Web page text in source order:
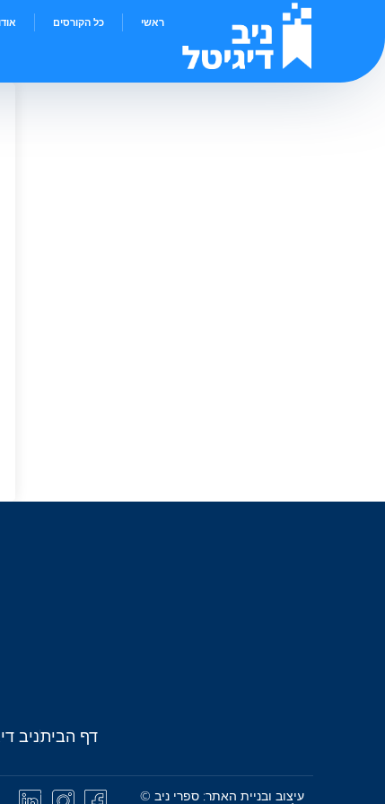
ראשי כל הקורסים
דף הביתניב
עיצוב ובניית האתר: ספרי ניב ©